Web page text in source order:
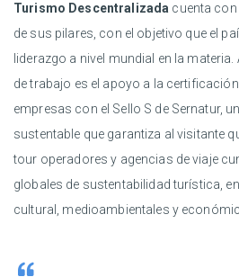
Turismo Descentralizada cuenta con
de sus pilares, con el objetivo que el
liderazgo a nivel mundial en la
de trabajo es el apoyo a la
empresas con el Sello S de Sernatur,
sustentable que garantiza al visitante
tour operadores y agencias de viaje
globales de sustentabilidad turística,
cultural, medioambientales y